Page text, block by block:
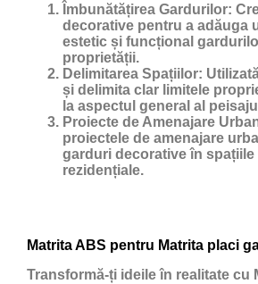
Îmbunătățirea Gardurilor:
decorative pentru a adăuga
estetic și funcțional
proprietății.
Delimitarea Spațiilor:
și delimita clar limitele
la aspectul general al
Proiecte de Amenajare
proiectele de amenajare
garduri decorative în spațiile
rezidențiale.
Matrita ABS pentru Matrita placi
Transformă-ți ideile în realitate cu